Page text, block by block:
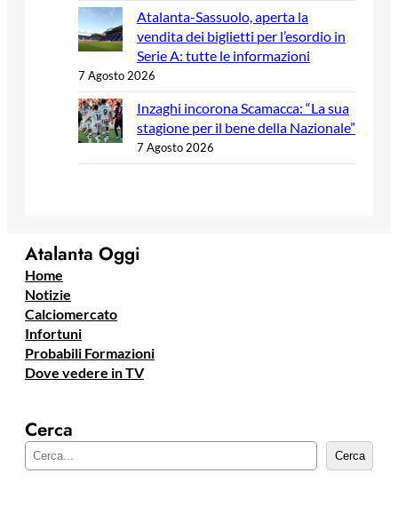
Atalanta-Sassuolo, aperta la
vendita dei biglietti per l’esordio in
Serie A: tutte le informazioni
7 Agosto 2026
Inzaghi incorona Scamacca: “La sua
stagione per il bene della Nazionale”
7 Agosto 2026
Atalanta Oggi
Home
Notizie
Calciomercato
Infortuni
Probabili Formazioni
Dove vedere in TV
Cerca
e
Cerca